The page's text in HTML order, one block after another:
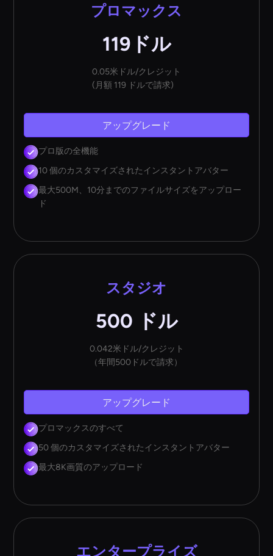
プロマックス
119ドル
0.05米ドル/クレジット
(月額 119 ドルで請求)
アップグレード
プロ版の全機能
10 個のカスタマイズされたインスタントアバター
最大500M、10分までのファイルサイズをアップロー
ド
スタジオ
500 ドル
0.042米ドル/クレジット
（年間500ドルで請求）
アップグレード
プロマックスのすべて
50 個のカスタマイズされたインスタントアバター
最大8K画質のアップロード
エンタープライズ